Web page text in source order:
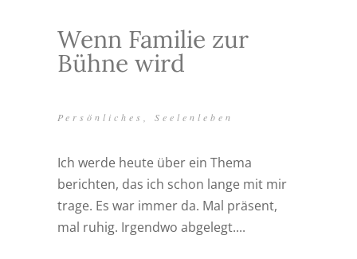
Wenn Familie zur
Bühne wird
Persönliches Seelenleben
Ich werde heute über ein Thema
berichten, das ich schon lange mit mir
trage. Es war immer da. Mal präsent,
mal ruhig. Irgendwo abgelegt....